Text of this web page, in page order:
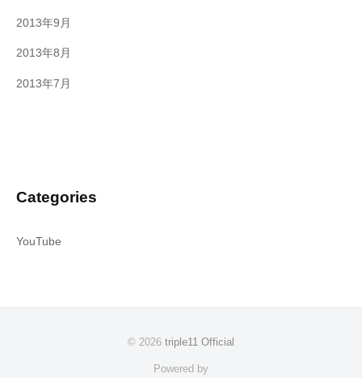
2013年9月
2013年8月
2013年7月
Categories
YouTube
© 2026 triple11 Official
Powered by